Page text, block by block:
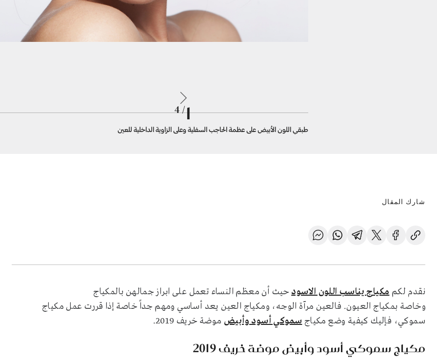
طبقي اللون الأبيض على عظمة الحاجب السفلية وعلى الزاوية الداخلية للعين
1
/ 4
شارك المقال
نقدم لكم مكياج يناسب اللون الاسود حيث أن معظم النساء تعمل على ابراز جمالهن بالمكياج
وخاصة بمكياج العيون. فالعين مرآة الوجه، ومكياج العين يعد أساسي ومهم جداً خاصة إذا قررت عمل مكياج
سموكي، فإليك كيفية وضع مكياج سموكي أسود وأبيض موضة خريف 2019.
مكياج سموكي أسود وأبيض موضة خريف 2019